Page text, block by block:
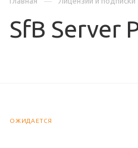
SfB Server
ОЖИДАЕТСЯ